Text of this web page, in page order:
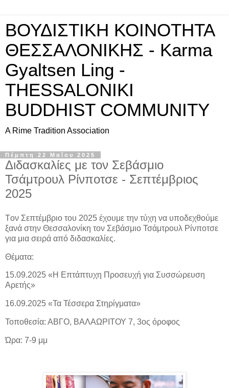
ΒΟΥΔΙΣΤΙΚΗ ΚΟΙΝΟΤΗΤΑ
ΘΕΣΣΑΛΟΝΙΚΗΣ - Karma
Gyaltsen Ling -
THESSALONIKI
BUDDHIST COMMUNITY
A Rime Tradition Association
Πέμπτη 22 Μαΐου 2025
Διδασκαλίες με τον Σεβάσμιο
Τσάμτρουλ Ρίνποτσε - Σεπτέμβριος
2025
Tον Σεπτέμβριο του 2025 έχουμε την τύχη να υποδεχθούμε
ξανά στην Θεσσαλονίκη τον Σεβάσμιο Τσάμτρουλ Ρίνποτσε
για μια σειρά από διδασκαλίες.
Θέματα:
15.09.2025 «Η Επτάπτυχη Προσευχή για Συσσώρευση
Αρετής»
16.09.2025 «Τα Τέσσερα Στηρίγματα»
Τοποθεσία: ΑΒΓΟ, ΒΑΛΑΩΡΙΤΟΥ 7, 3ος όροφος
Ώρα: 7-9 μμ